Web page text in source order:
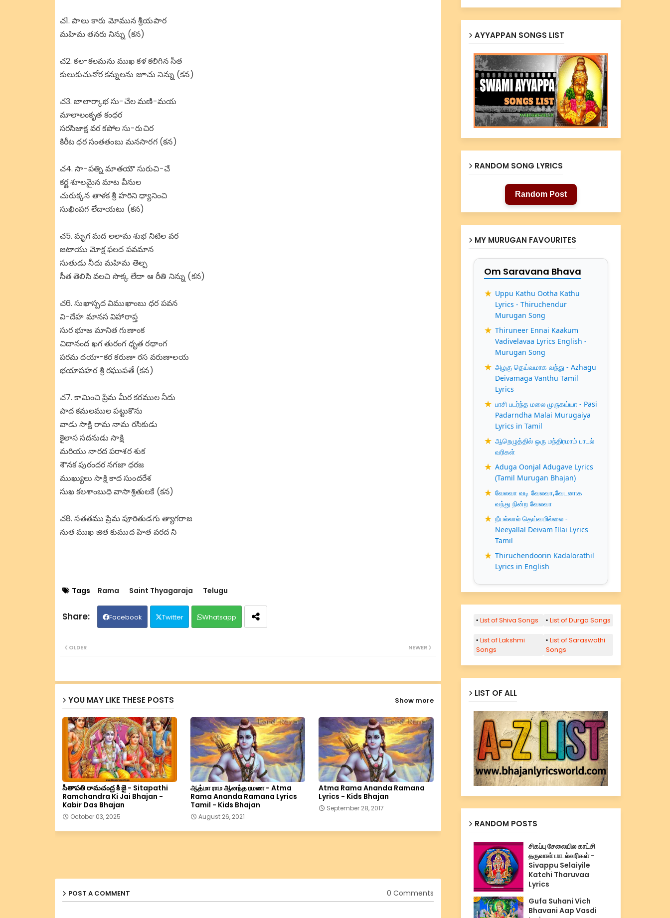
చ1. పాలు కారు మోమున శ్రీయపార
మహిమ తనరు నిన్ను (కన)
చ2. కల-కలమను ముఖ కళ కలిగిన సీత
కులుకుచునోర కన్నులను జూచు నిన్ను (కన)
చ3. బాలార్కాభ సు-చేల మణి-మయ
మాలాలంకృత కంధర
సరసిజాక్ష వర కపోల సు-రుచిర
కిరీట ధర సంతతంబు మనసారగ (కన)
చ4. సా-పత్ని మాతయౌ సురుచి-చే
కర్ణ శూలమైన మాట వీనుల
చురుక్కన తాళక శ్రీ హరిని ధ్యానించి
సుఖింపగ లేదాయటు (కన)
చ5. మృగ మద లలామ శుభ నిటిల వర
జటాయు మోక్ష ఫలద పవమాన
సుతుడు నీదు మహిమ తెల్ప
సీత తెలిసి వలచి సొక్క లేదా ఆ రీతి నిన్ను (కన)
చ6. సుఖాస్పద విముఖాంబు ధర పవన
వి-దేహ మానస విహారాప్త
సుర భూజ మానిత గుణాంక
చిదానంద ఖగ తురంగ ధృత రథాంగ
పరమ దయా-కర కరుణా రస వరుణాలయ
భయాపహర శ్రీ రఘుపతే (కన)
చ7. కామించి ప్రేమ మీర కరముల నీదు
పాద కమలముల పట్టుకొను
వాడు సాక్షి రామ నామ రసికుడు
కైలాస సదనుడు సాక్షి
మరియు నారద పరాశర శుక
శౌనక పురందర నగజా ధరజ
ముఖ్యులు సాక్షి కాద సుందరేశ
సుఖ కలశాంబుధి వాసాశ్రితులకే (కన)
చ8. సతతము ప్రేమ పూరితుడగు త్యాగరాజ
నుత ముఖ జిత కుముద హిత వరద ని
Tags Rama Saint Thyagaraja Telugu
Facebook Twitter Whatsapp
NEWER
OLDER
YOU MAY LIKE THESE POSTS Show more
సీతాపతి రామచంద్ర కి జై - Sitapathi
Ramchandra Ki Jai Bhajan -
Kabir Das Bhajan
October 03, 2025
ஆத்மா ராம ஆனந்த ரமண - Atma
Rama Ananda Ramana Lyrics
Tamil - Kids Bhajan
August 26, 2021
Atma Rama Ananda Ramana
Lyrics - Kids Bhajan
September 28, 2017
POST A COMMENT 0 Comments
AYYAPPAN SONGS LIST
RANDOM SONG LYRICS
Random Post
MY MURUGAN FAVOURITES
Om Saravana Bhava
Uppu Kathu Ootha Kathu
Lyrics - Thiruchendur
Murugan Song
Thiruneer Ennai Kaakum
Vadivelavaa Lyrics English -
Murugan Song
அழகு தெய்வமாக வந்து - Azhagu
Deivamaga Vanthu Tamil
Lyrics
பாசி படர்ந்த மலை முருகய்யா - Pasi
Padarndha Malai Murugaiya
Lyrics in Tamil
ஆறெழுத்தில் ஒரு மந்திரமாம் பாடல்
வரிகள்
Aduga Oonjal Adugave Lyrics
(Tamil Murugan Bhajan)
வேலவா வடி வேலவா,வேடனாக
வந்து நின்ற வேலவா
நீயல்லால் தெய்வமில்லை -
Neeyallal Deivam Illai Lyrics
Tamil
Thiruchendoorin Kadalorathil
Lyrics in English
List of Shiva Songs List of Durga Songs
List of Lakshmi
Songs
List of Saraswathi
Songs
LIST OF ALL
RANDOM POSTS
சிகப்பு சேலையில காட்சி
தருவாள் பாடல்வரிகள் -
Sivappu Selaiyile
Katchi Tharuvaa
Lyrics
Gufa Suhani Vich
Bhavani Aap Vasdi